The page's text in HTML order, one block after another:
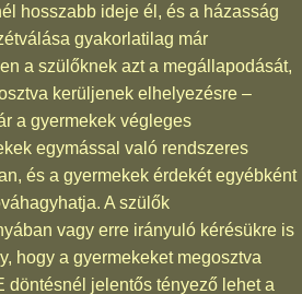
hosszabb ideje él, és a házasság
gyakorlatilag már
a szülőknek azt a megállapodását,
kerüljenek elhelyezésre –
a gyermekek végleges
egymással való rendszeres
és a gyermekek érdekét egyébként
A szülők
vagy erre irányuló kérésükre is
hogy a gyermekeket megosztva
döntésnél jelentős tényező lehet a